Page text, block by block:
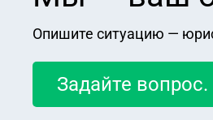
Опишите ситуацию —
Задайте